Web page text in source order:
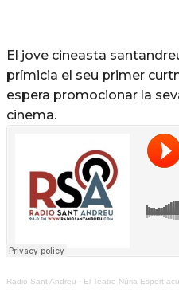
El jove cineasta
prímicia el seu primer
espera promocionar la
cinema.
Radio Sant Andreu · El Teatre Núria Espert acull el